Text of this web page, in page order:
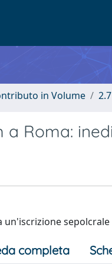
in Volume
Roma:
un'iscrizione
completa